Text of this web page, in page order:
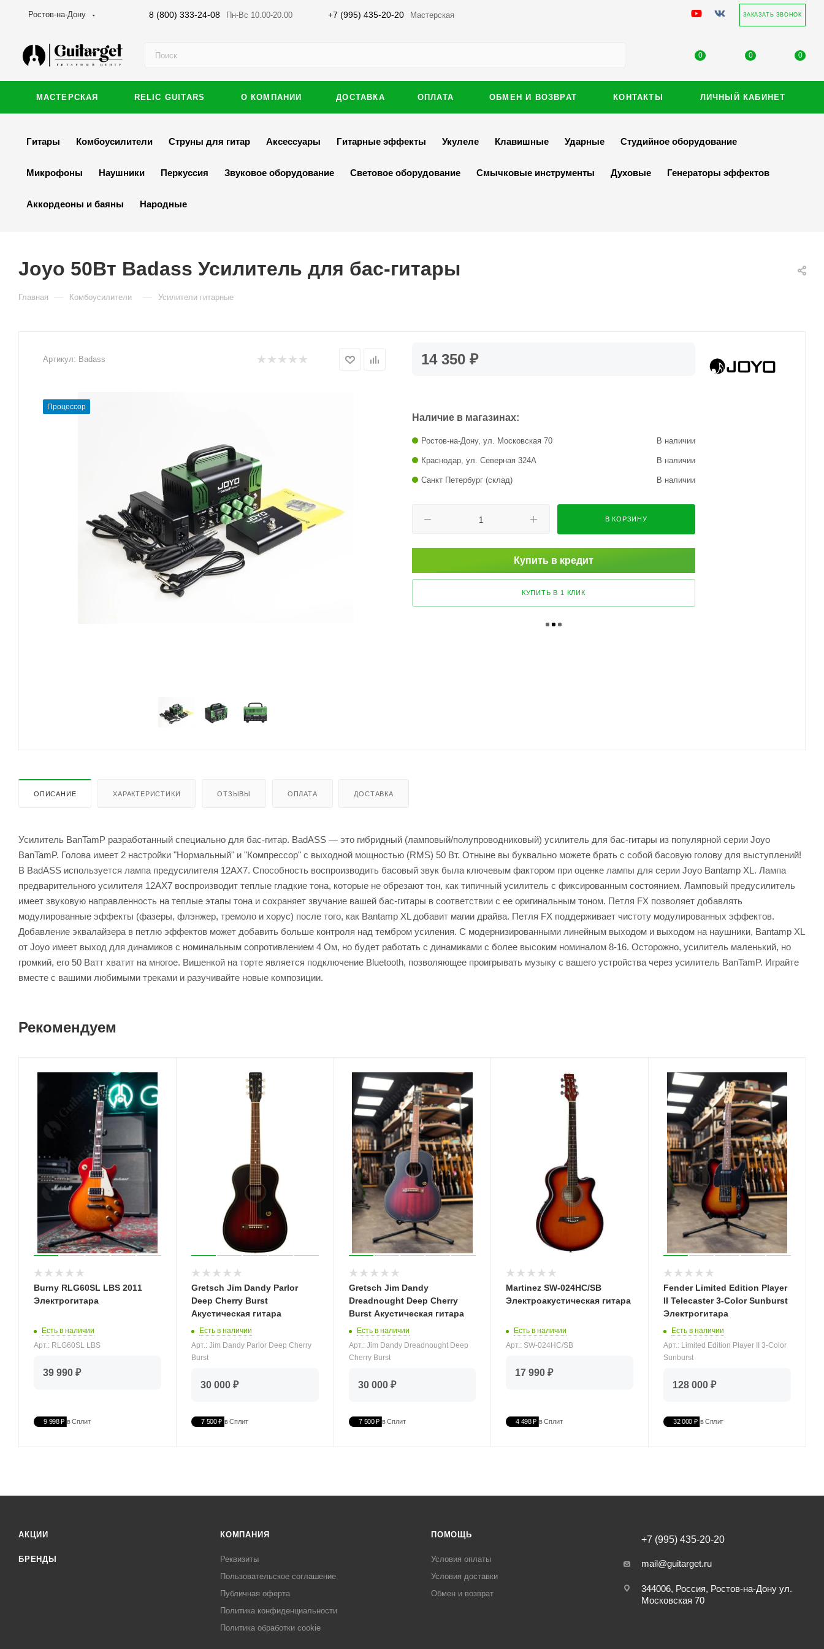
Ростов-на-Дону 8 (800) 333-24-08 Пн-Вс 10.00-20.00 +7 (995) 435-20-20 Мастерская ЗАКАЗАТЬ ЗВОНОК
0 0 0
МАСТЕРСКАЯ RELIC GUITARS О КОМПАНИИ ДОСТАВКА ОПЛАТА ОБМЕН И ВОЗВРАТ КОНТАКТЫ ЛИЧНЫЙ КАБИНЕТ
Гитары Комбоусилители Струны для гитар Аксессуары Гитарные эффекты Укулеле Клавишные Ударные Студийное оборудование
Микрофоны Наушники Перкуссия Звуковое оборудование Световое оборудование Смычковые инструменты Духовые Генераторы эффектов
Аккордеоны и баяны Народные
Joyo 50Вт Badass Усилитель для бас-гитары
Главная — Комбоусилители — Усилители гитарные
Артикул: Badass
Процессор
14 350 ₽
Наличие в магазинах:
Краснодар, ул. Северная 324А В наличии
Ростов-на-Дону, ул. Московская 70 В наличии
Санкт Петербург (склад) В наличии
В КОРЗИНУ
Купить в кредит
КУПИТЬ В 1 КЛИК
ОПИСАНИЕ ХАРАКТЕРИСТИКИ ОТЗЫВЫ ОПЛАТА ДОСТАВКА
Усилитель BanTamP разработанный специально для бас-гитар. BadASS — это гибридный (ламповый/полупроводниковый) усилитель для бас-гитары из популярной серии Joyo
BanTamP. Голова имеет 2 настройки "Нормальный" и "Компрессор" с выходной мощностью (RMS) 50 Вт. Отныне вы буквально можете брать с собой басовую голову для выступлений!
В BadASS используется лампа предусилителя 12AX7. Способность воспроизводить басовый звук была ключевым фактором при оценке лампы для серии Joyo Bantamp XL. Лампа
предварительного усилителя 12AX7 воспроизводит теплые гладкие тона, которые не обрезают тон, как типичный усилитель с фиксированным состоянием. Ламповый предусилитель
имеет звуковую направленность на теплые этапы тона и сохраняет звучание вашей бас-гитары в соответствии с ее оригинальным тоном. Петля FX позволяет добавлять
модулированные эффекты (фазеры, флэнжер, тремоло и хорус) после того, как Bantamp XL добавит магии драйва. Петля FX поддерживает чистоту модулированных эффектов.
Добавление эквалайзера в петлю эффектов может добавить больше контроля над тембром усиления. С модернизированными линейным выходом и выходом на наушники, Bantamp XL
от Joyo имеет выход для динамиков с номинальным сопротивлением 4 Ом, но будет работать с динамиками с более высоким номиналом 8-16. Осторожно, усилитель маленький, но
громкий, его 50 Ватт хватит на многое. Вишенкой на торте является подключение Bluetooth, позволяющее проигрывать музыку с вашего устройства через усилитель BanTamP. Играйте
вместе с вашими любимыми треками и разучивайте новые композиции.
Рекомендуем
Burny RLG60SL LBS 2011
Электрогитара
Есть в наличии
Арт.: RLG60SL LBS
39 990 ₽
9 998 ₽ в Сплит
Gretsch Jim Dandy Parlor
Deep Cherry Burst
Акустическая гитара
Есть в наличии
Арт.: Jim Dandy Parlor Deep Cherry
Burst
30 000 ₽
7 500 ₽ в Сплит
Gretsch Jim Dandy
Dreadnought Deep Cherry
Burst Акустическая гитара
Есть в наличии
Арт.: Jim Dandy Dreadnought Deep
Cherry Burst
30 000 ₽
7 500 ₽ в Сплит
Martinez SW-024HC/SB
Электроакустическая гитара
Есть в наличии
Арт.: SW-024HC/SB
17 990 ₽
4 498 ₽ в Сплит
Fender Limited Edition Player
II Telecaster 3-Color Sunburst
Электрогитара
Есть в наличии
Арт.: Limited Edition Player II 3-Color
Sunburst
128 000 ₽
32 000 ₽ в Сплит
АКЦИИ
БРЕНДЫ
КОМПАНИЯ
Реквизиты
Пользовательское соглашение
Публичная оферта
Политика конфиденциальности
Политика обработки cookie
ПОМОЩЬ
Условия оплаты
Условия доставки
Обмен и возврат
+7 (995) 435-20-20
mail@guitarget.ru
344006, Россия, Ростов-на-Дону ул.
Московская 70